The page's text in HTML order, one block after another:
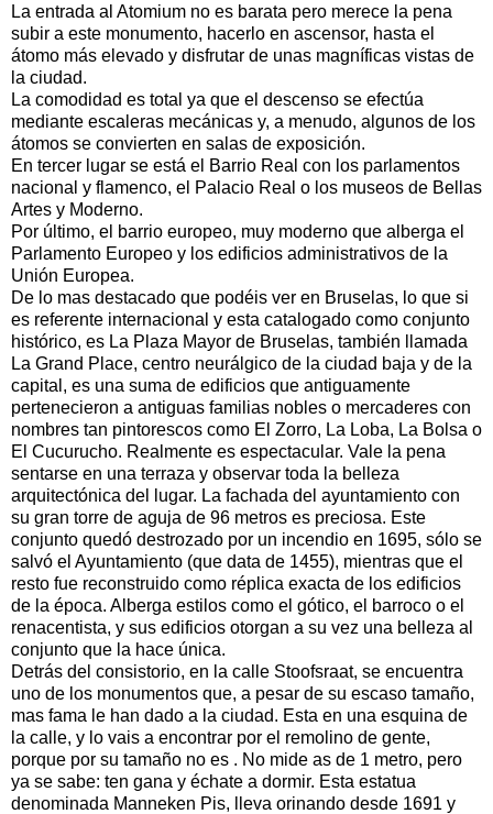
La entrada al Atomium no es barata pero merece la pena
subir a este monumento, hacerlo en ascensor, hasta el
átomo más elevado y disfrutar de unas magníficas vistas de
la ciudad.
La comodidad es total ya que el descenso se efectúa
mediante escaleras mecánicas y, a menudo, algunos de los
átomos se convierten en salas de exposición.
En tercer lugar se está el Barrio Real con los parlamentos
nacional y flamenco, el Palacio Real o los museos de Bellas
Artes y Moderno.
Por último, el barrio europeo, muy moderno que alberga el
Parlamento Europeo y los edificios administrativos de la
Unión Europea.
De lo mas destacado que podéis ver en Bruselas, lo que si
es referente internacional y esta catalogado como conjunto
histórico, es La Plaza Mayor de Bruselas, también llamada
La Grand Place, centro neurálgico de la ciudad baja y de la
capital, es una suma de edificios que antiguamente
pertenecieron a antiguas familias nobles o mercaderes con
nombres tan pintorescos como El Zorro, La Loba, La Bolsa o
El Cucurucho. Realmente es espectacular. Vale la pena
sentarse en una terraza y observar toda la belleza
arquitectónica del lugar. La fachada del ayuntamiento con
su gran torre de aguja de 96 metros es preciosa. Este
conjunto quedó destrozado por un incendio en 1695, sólo se
salvó el Ayuntamiento (que data de 1455), mientras que el
resto fue reconstruido como réplica exacta de los edificios
de la época. Alberga estilos como el gótico, el barroco o el
renacentista, y sus edificios otorgan a su vez una belleza al
conjunto que la hace única.
Detrás del consistorio, en la calle Stoofsraat, se encuentra
uno de los monumentos que, a pesar de su escaso tamaño,
mas fama le han dado a la ciudad. Esta en una esquina de
la calle, y lo vais a encontrar por el remolino de gente,
porque por su tamaño no es . No mide as de 1 metro, pero
ya se sabe: ten gana y échate a dormir. Esta estatua
denominada Manneken Pis, lleva orinando desde 1691 y